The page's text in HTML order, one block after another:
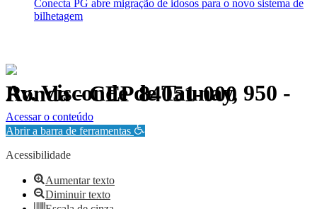
Conecta PG abre migração de idosos para o novo sistema de
bilhetagem
Av. Visconde de Taunay, 950 - Ronda - CEP 84051-000
Política de Privacidade.
Acessar o conteúdo
Abrir a barra de ferramentas
Acessibilidade
Aumentar texto
Diminuir texto